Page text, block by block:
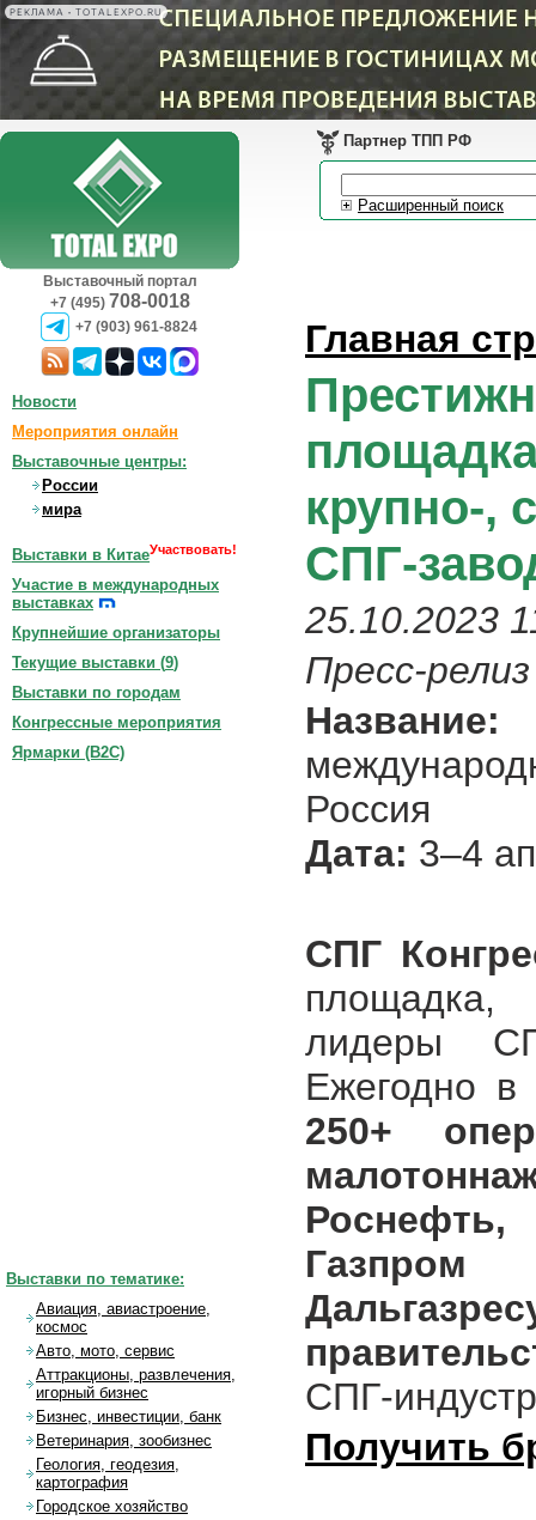
РЕКЛАМА • TOTALEXPO.RU
Выставочный портал
+7 (495) 708-0018
+7 (903) 961-8824
Партнер ТПП РФ
Расширенный поиск
Главная
крупно-,
СПГ-
25.10.2023
Пресс-релиз
Название:
Россия
Дата: 3–4
СПГ
площадка,
лидеры
Ежегодно в
250+
СПГ-
Получить
Новости
Мероприятия онлайн
Выставочные центры:
России
мира
Выставки в КитаеУчаствовать!
Участие в международных
выставках
Крупнейшие организаторы
Текущие выставки (9)
Выставки по городам
Конгрессные мероприятия
Ярмарки (B2C)
Выставки по тематике:
Авиация, авиастроение,
космос
Авто, мото, сервис
Аттракционы, развлечения,
игорный бизнес
Бизнес, инвестиции, банк
Ветеринария, зообизнес
Геология, геодезия,
картография
Городское хозяйство